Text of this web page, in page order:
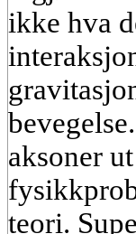
ikke hva
aksoner
teori.